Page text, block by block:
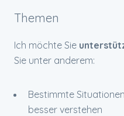
Themen
Ich möchte Sie
Sie unter anderem:
Bestimmte
besser verstehen